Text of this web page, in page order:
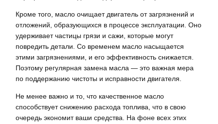
Кроме того, масло очищает двигатель от загрязнений и
отложений, образующихся в процессе эксплуатации. Оно
удерживает частицы грязи и сажи, которые могут
повредить детали. Со временем масло насыщается
этими загрязнениями, и его эффективность снижается.
Поэтому регулярная замена масла — это важная мера
по поддержанию чистоты и исправности двигателя.
Не менее важно и то, что качественное масло
способствует снижению расхода топлива, что в свою
очередь экономит ваши средства. На фоне всех этих